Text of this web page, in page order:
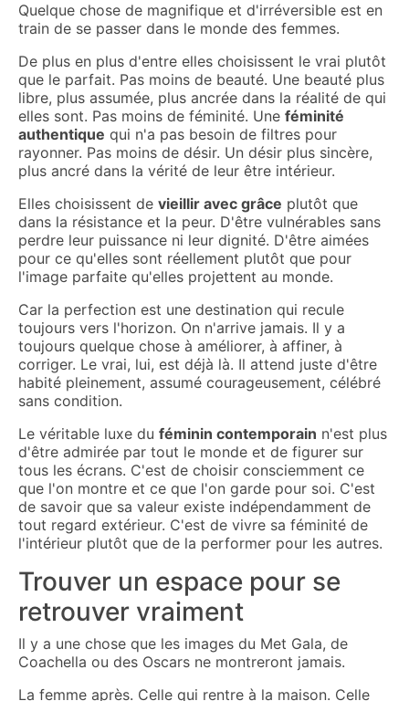
Quelque chose de magnifique et d'irréversible est en
train de se passer dans le monde des femmes.
De plus en plus d'entre elles choisissent le vrai plutôt
que le parfait. Pas moins de beauté. Une beauté plus
libre, plus assumée, plus ancrée dans la réalité de qui
elles sont. Pas moins de féminité. Une féminité
authentique qui n'a pas besoin de filtres pour
rayonner. Pas moins de désir. Un désir plus sincère,
plus ancré dans la vérité de leur être intérieur.
Elles choisissent de vieillir avec grâce plutôt que
dans la résistance et la peur. D'être vulnérables sans
perdre leur puissance ni leur dignité. D'être aimées
pour ce qu'elles sont réellement plutôt que pour
l'image parfaite qu'elles projettent au monde.
Car la perfection est une destination qui recule
toujours vers l'horizon. On n'arrive jamais. Il y a
toujours quelque chose à améliorer, à affiner, à
corriger. Le vrai, lui, est déjà là. Il attend juste d'être
habité pleinement, assumé courageusement, célébré
sans condition.
Le véritable luxe du féminin contemporain n'est plus
d'être admirée par tout le monde et de figurer sur
tous les écrans. C'est de choisir consciemment ce
que l'on montre et ce que l'on garde pour soi. C'est
de savoir que sa valeur existe indépendamment de
tout regard extérieur. C'est de vivre sa féminité de
l'intérieur plutôt que de la performer pour les autres.
Trouver un espace pour se
retrouver vraiment
Il y a une chose que les images du Met Gala, de
Coachella ou des Oscars ne montreront jamais.
La femme après. Celle qui rentre à la maison. Celle